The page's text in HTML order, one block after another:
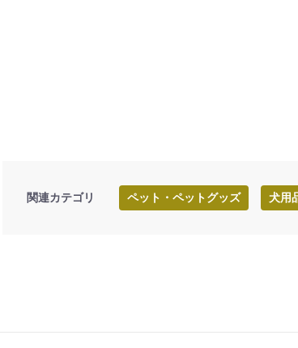
関連カテゴリ ペット・ペットグッズ 犬用